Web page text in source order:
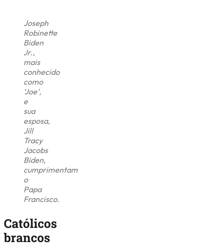
Joseph
Robinette
Biden
Jr.,
mais
conhecido
como
‘Joe’,
e
sua
esposa,
Jill
Tracy
Jacobs
Biden,
cumprimentam
o
Papa
Francisco.
Católicos
brancos